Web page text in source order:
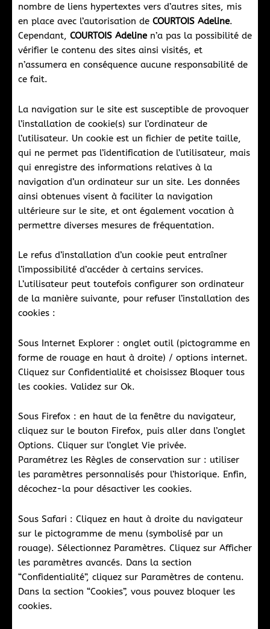
nombre de liens hypertextes vers d’autres sites, mis
en place avec l’autorisation de COURTOIS Adeline.
Cependant, COURTOIS Adelinen’a pas la possibilité de
vérifier le contenu des sites ainsi visités, et
n’assumera en conséquence aucune responsabilité de
ce fait.
La navigation sur le site est susceptible de provoquer
l’installation de cookie(s) sur l’ordinateur de
l’utilisateur. Un cookie est un fichier de petite taille,
qui ne permet pas l’identification de l’utilisateur, mais
qui enregistre des informations relatives à la
navigation d’un ordinateur sur un site. Les données
ainsi obtenues visent à faciliter la navigation
ultérieure sur le site, et ont également vocation à
permettre diverses mesures de fréquentation.
Le refus d’installation d’un cookie peut entraîner
l’impossibilité d’accéder à certains services.
L’utilisateur peut toutefois configurer son ordinateur
de la manière suivante, pour refuser l’installation des
cookies :
Sous Internet Explorer : onglet outil (pictogramme en
forme de rouage en haut à droite) / options internet.
Cliquez sur Confidentialité et choisissez Bloquer tous
les cookies. Validez sur Ok.
Sous Firefox : en haut de la fenêtre du navigateur,
cliquez sur le bouton Firefox, puis aller dans l’onglet
Options. Cliquer sur l’onglet Vie privée.
Paramétrez les Règles de conservation sur : utiliser
les paramètres personnalisés pour l’historique. Enfin,
décochez-la pour désactiver les cookies.
Sous Safari : Cliquez en haut à droite du navigateur
sur le pictogramme de menu (symbolisé par un
rouage). Sélectionnez Paramètres. Cliquez sur Afficher
les paramètres avancés. Dans la section
“Confidentialité”, cliquez sur Paramètres de contenu.
Dans la section “Cookies”, vous pouvez bloquer les
cookies.